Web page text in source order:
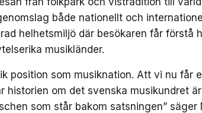
både nationellt och
helhetsmiljö där besökaren får förstå
musikländer.
position som musiknation. Att vi nu får
historien om det svenska musikundret
som står bakom satsningen”